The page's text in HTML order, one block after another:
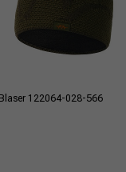
122064-028-566